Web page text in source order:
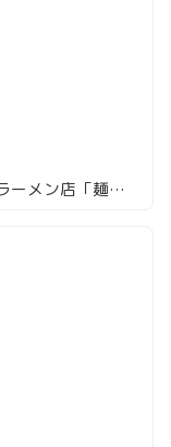
（閉店）赤坂、居抜き三店舗目になるラーメン店「麺屋庄太」